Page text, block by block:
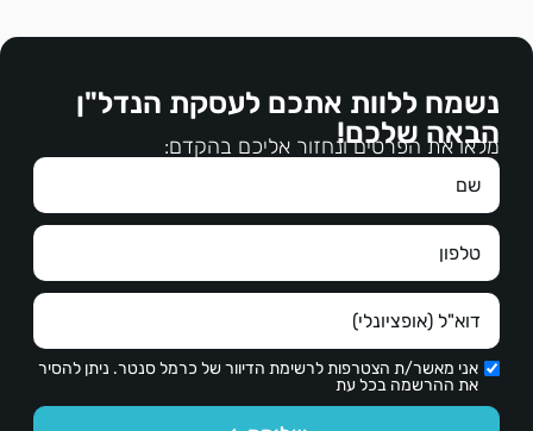
נשמח ללוות אתכם לעסקת הנדל"ן
הבאה שלכם!
מלאו את הפרטים ונחזור אליכם בהקדם:
אני מאשר/ת הצטרפות לרשימת הדיוור של כרמל סנטר. ניתן להסיר
את ההרשמה בכל עת